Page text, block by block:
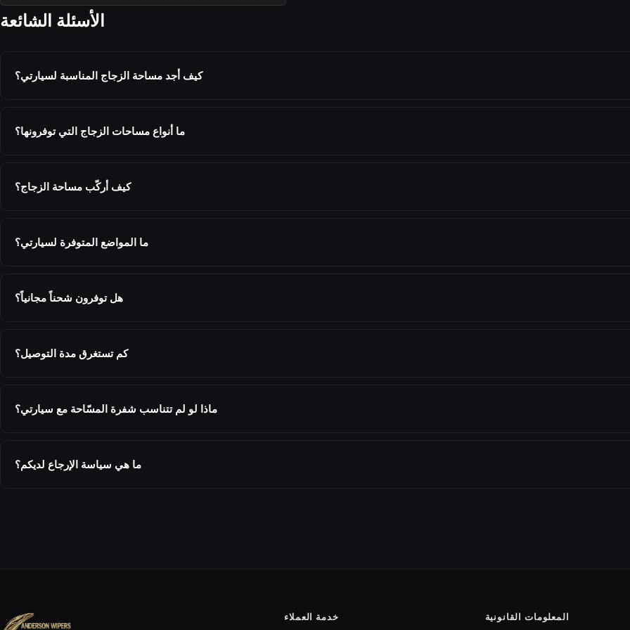
الأسئلة الشائعة
كيف أجد مساحة الزجاج المناسبة لسيارتي؟
ما أنواع مساحات الزجاج التي توفرونها؟
كيف أركّب مساحة الزجاج؟
ما المواضع المتوفرة لسيارتي؟
هل توفرون شحناً مجانياً؟
كم تستغرق مدة التوصيل؟
ماذا لو لم تتناسب شفرة المسّاحة مع سيارتي؟
ما هي سياسة الإرجاع لديكم؟
خدمة العملاء المعلومات القانونية